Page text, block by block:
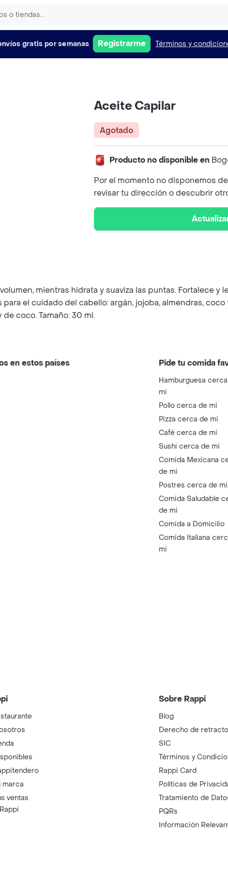
gratis por semanas Registrarme Términos y
Aceite Capilar
Agotado
Producto no disponible en
Por el momento no disponemos
revisar tu dirección o descubrir
mientras hidrata y suaviza las puntas. Fortalece y
el cuidado del cabello: argán, jojoba, almendras,
coco. Tamaño: 30 ml.
en estos países Pide tu comida
Hamburguesa
mi
Pollo cerca de mi
Pizza cerca de mi
Café cerca de mi
Sushi cerca de mi
Comida Mexicana
de mi
Postres cerca de mi
Comida Saludable
de mi
Comida a Domicilio
Comida Italiana
mi
marca
ventas
Sobre Rappi
Blog
Derecho de retracto
SIC
Términos y
Rappi Card
Políticas de
Tratamiento de
PQRs
Información